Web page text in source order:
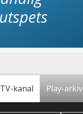
TV-kanal Play-arkiv